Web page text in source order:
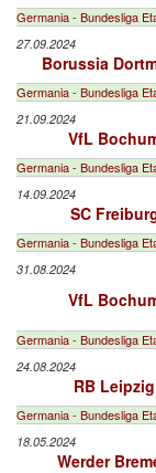
Germania - Bundesliga
27.09.2024
Borussia
Germania - Bundesliga
21.09.2024
VfL
Germania - Bundesliga
14.09.2024
SC
Germania - Bundesliga
31.08.2024
VfL
Germania - Bundesliga
24.08.2024
RB Leipzig
Germania - Bundesliga
18.05.2024
Werder